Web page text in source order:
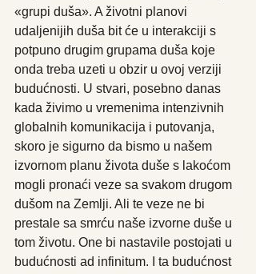
«grupi duša». A životni planovi
udaljenijih duša bit će u interakciji s
potpuno drugim grupama duša koje
onda treba uzeti u obzir u ovoj verziji
budućnosti. U stvari, posebno danas
kada živimo u vremenima intenzivnih
globalnih komunikacija i putovanja,
skoro je sigurno da bismo u našem
izvornom planu života duše s lakoćom
mogli pronaći veze sa svakom drugom
dušom na Zemlji. Ali te veze ne bi
prestale sa smrću naše izvorne duše u
tom životu. One bi nastavile postojati u
budućnosti ad infinitum. I ta budućnost